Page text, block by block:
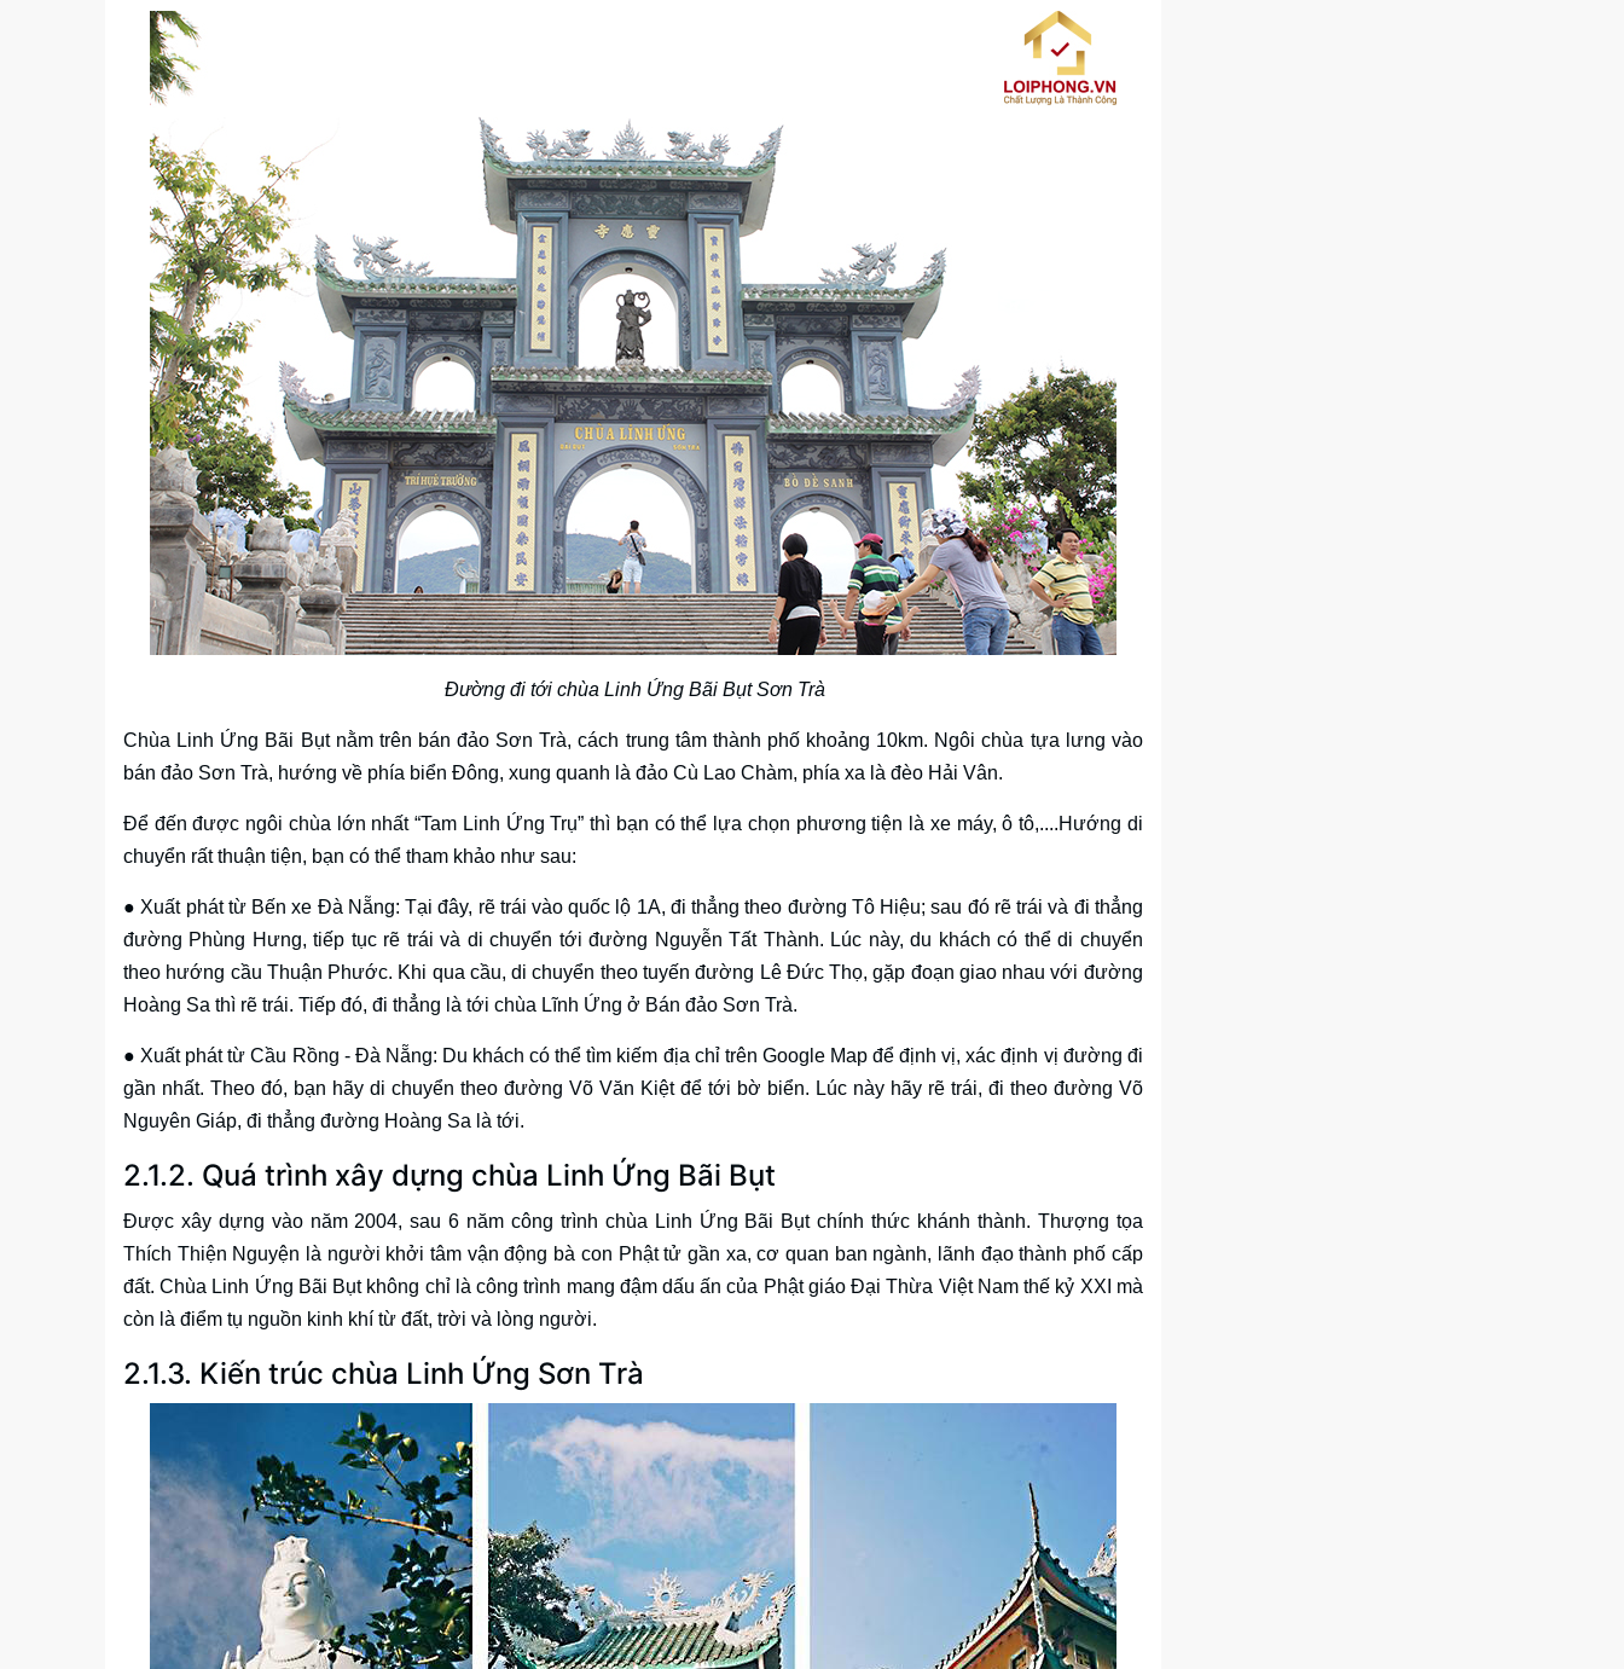
Đường đi tới chùa Linh Ứng Bãi Bụt Sơn Trà
Chùa Linh Ứng Bãi Bụt nằm trên bán đảo Sơn Trà, cách trung tâm thành phố khoảng 10km. Ngôi chùa tựa lưng vào
bán đảo Sơn Trà, hướng về phía biển Đông, xung quanh là đảo Cù Lao Chàm, phía xa là đèo Hải Vân.
Để đến được ngôi chùa lớn nhất “Tam Linh Ứng Trụ” thì bạn có thể lựa chọn phương tiện là xe máy, ô tô,....Hướng di
chuyển rất thuận tiện, bạn có thể tham khảo như sau:
● Xuất phát từ Bến xe Đà Nẵng: Tại đây, rẽ trái vào quốc lộ 1A, đi thẳng theo đường Tô Hiệu; sau đó rẽ trái và đi thẳng
đường Phùng Hưng, tiếp tục rẽ trái và di chuyển tới đường Nguyễn Tất Thành. Lúc này, du khách có thể di chuyển
theo hướng cầu Thuận Phước. Khi qua cầu, di chuyển theo tuyến đường Lê Đức Thọ, gặp đoạn giao nhau với đường
Hoàng Sa thì rẽ trái. Tiếp đó, đi thẳng là tới chùa Lĩnh Ứng ở Bán đảo Sơn Trà.
● Xuất phát từ Cầu Rồng - Đà Nẵng: Du khách có thể tìm kiếm địa chỉ trên Google Map để định vị, xác định vị đường đi
gần nhất. Theo đó, bạn hãy di chuyển theo đường Võ Văn Kiệt để tới bờ biển. Lúc này hãy rẽ trái, đi theo đường Võ
Nguyên Giáp, đi thẳng đường Hoàng Sa là tới.
2.1.2. Quá trình xây dựng chùa Linh Ứng Bãi Bụt
Được xây dựng vào năm 2004, sau 6 năm công trình chùa Linh Ứng Bãi Bụt chính thức khánh thành. Thượng tọa
Thích Thiện Nguyện là người khởi tâm vận động bà con Phật tử gần xa, cơ quan ban ngành, lãnh đạo thành phố cấp
đất. Chùa Linh Ứng Bãi Bụt không chỉ là công trình mang đậm dấu ấn của Phật giáo Đại Thừa Việt Nam thế kỷ XXI mà
còn là điểm tụ nguồn kinh khí từ đất, trời và lòng người.
2.1.3. Kiến trúc chùa Linh Ứng Sơn Trà